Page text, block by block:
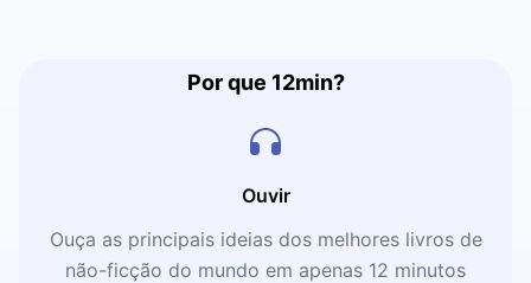
Por que 12min?
Ouvir
Ouça as principais ideias dos melhores livros de
não-ficção do mundo em apenas 12 minutos